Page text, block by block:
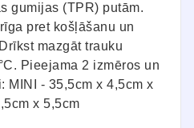
gumijas (TPR) putām.
pret košļāšanu un
mazgāt trauku
Pieejama 2 izmēros un
MINI - 35,5cm x 4,5cm x
x 5,5cm